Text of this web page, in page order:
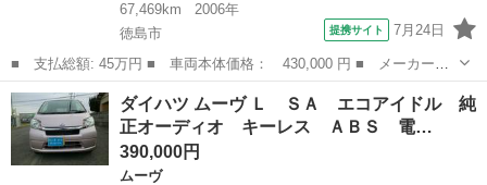
67,469km
2006年
徳島市
提携サイト 7月24日
■ 支払総額: 45万円 ■ 車両本体価格： 430,000 円 ■ メーカー
名： ダイハツ ■ 車種名： ムーヴ ■ グレード名： カスタム
Ｘ ナビ テレビ ＣＤ ＤＶＤ再生 ドラレコ 電格ウィンカーミ
ラー アルミ キ...
徳島 徳島市 ムーヴ
ダイハツ ムーヴ Ｌ ＳＡ エコアイドル 純
正オーディオ キーレス ＡＢＳ 電…
390,000円
ムーヴ